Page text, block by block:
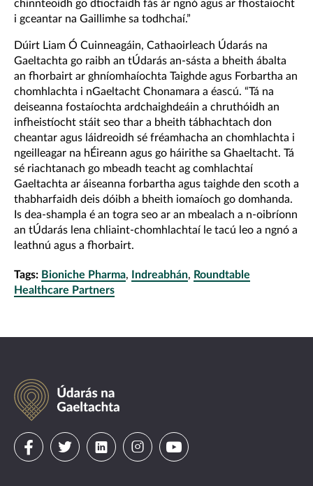
chinnteoidh go dtiocfaidh fás ár ngnó agus ar fhostaíocht
i gceantar na Gaillimhe sa todhchaí.”
Dúirt Liam Ó Cuinneagáin, Cathaoirleach Údarás na
Gaeltachta go raibh an tÚdarás an-sásta a bheith ábalta
an fhorbairt ar ghníomhaíochta Taighde agus Forbartha an
chomhlachta i nGaeltacht Chonamara a éascú. “Tá na
deiseanna fostaíochta ardchaighdeáin a chruthóidh an
infheistíocht stáit seo thar a bheith tábhachtach don
cheantar agus láidreoidh sé fréamhacha an chomhlachta i
ngeilleagar na hÉireann agus go háirithe sa Ghaeltacht. Tá
sé riachtanach go mbeadh teacht ag comhlachtaí
Gaeltachta ar áiseanna forbartha agus taighde den scoth a
thabharfaidh deis dóibh a bheith iomaíoch go domhanda.
Is dea-shampla é an togra seo ar an mbealach a n-oibríonn
an tÚdarás lena chliaint-chomhlachtaí le tacú leo a ngnó a
leathnú agus a fhorbairt.
Tags: Bioniche Pharma, Indreabhán, Roundtable
Healthcare Partners
Údarás
na
Gaeltachta
VisitVisitVisitVisitVisit